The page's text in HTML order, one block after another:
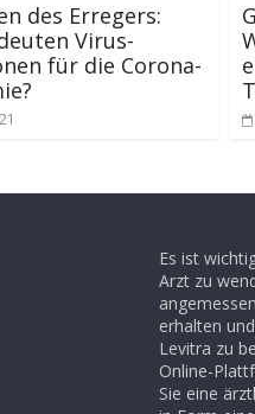
des Erregers:
Virus-
für die Corona-
Es ist
Arzt zu
erhalten
Levitra zu
Online-
Sie eine